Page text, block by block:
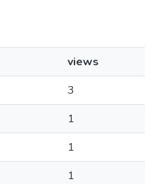
views
3
1
1
1